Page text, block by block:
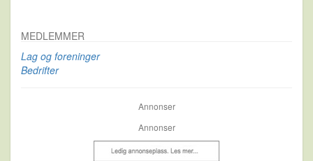
MEDLEMMER
Lag og foreninger
Bedrifter
Annonser
Annonser